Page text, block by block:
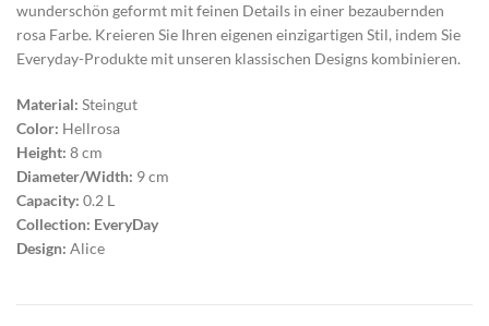
wunderschön geformt mit feinen Details in einer bezaubernden
rosa Farbe. Kreieren Sie Ihren eigenen einzigartigen Stil, indem Sie
Everyday-Produkte mit unseren klassischen Designs kombinieren.
Material: Steingut
Color: Hellrosa
Height: 8 cm
Diameter/Width: 9 cm
Capacity: 0.2 L
Collection: EveryDay
Design: Alice